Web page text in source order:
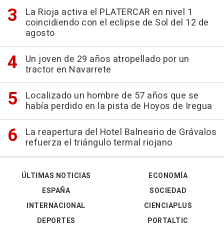
La Rioja activa el PLATERCAR en nivel 1
coincidiendo con el eclipse de Sol del 12 de
agosto
Un joven de 29 años atropellado por un
tractor en Navarrete
Localizado un hombre de 57 años que se
había perdido en la pista de Hoyos de Iregua
La reapertura del Hotel Balneario de Grávalos
refuerza el triángulo termal riojano
ÚLTIMAS NOTICIAS
ESPAÑA
INTERNACIONAL
DEPORTES
ECONOMÍA
SOCIEDAD
CIENCIAPLUS
PORTALTIC